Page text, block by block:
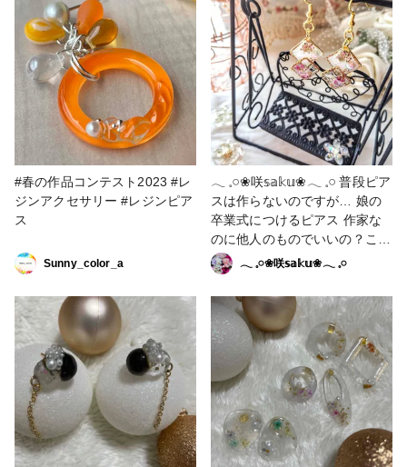
#春の作品コンテスト2023 #レ
ジンアクセサリー #レジンピア
ス
Sunny_color_a
𓂃 𓈒𓏸❀咲𝕤𝕒𝕜𝕦❀𓂃 𓈒𓏸 普段ピア
スは作らないのですが… 娘の
卒業式につけるピアス 作家な
のに他人のものでいいの？ここ
はアピールするとこでは？ と
思い、どうせなら自分好みのも
のを作ろう!と試行錯誤🤣 自分
の思いを表現するのもまた一苦
労ですね🤔 #春の作品コンテス
ト2023 #アクセサリー部 #ピア
ス #レジンピアス #ファンれぽ
_Tokaiグループ #ファンれぽ
_partsclub
𓂃 𓈒𓏸❀咲𝕤𝕒𝕜𝕦❀𓂃 𓈒𓏸